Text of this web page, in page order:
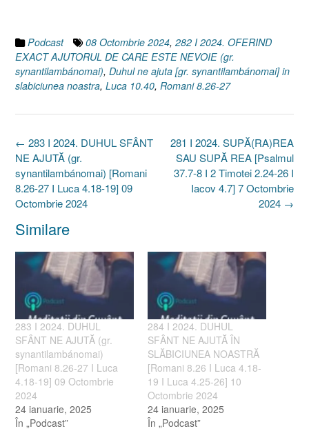
Podcast 08 Octombrie 2024, 282 I 2024. OFERIND
EXACT AJUTORUL DE CARE ESTE NEVOIE (gr.
synantilambánomai), Duhul ne ajuta [gr. synantilambánomai] in
slabiciunea noastra, Luca 10.40, Romani 8.26-27
Post
navigation
281 I 2024. SUPĂ(RA)REA
SAU SUPĂ REA [Psalmul
37.7-8 I 2 Timotei 2.24-26 I
Iacov 4.7] 7 Octombrie
2024 →
← 283 I 2024. DUHUL SFÂNT
NE AJUTĂ (gr.
synantilambánomai) [Romani
8.26-27 I Luca 4.18-19] 09
Octombrie 2024
Similare
283 I 2024. DUHUL
SFÂNT NE AJUTĂ (gr.
synantilambánomai)
[Romani 8.26-27 I Luca
4.18-19] 09 Octombrie
2024
24 ianuarie, 2025
În „Podcast”
284 I 2024. DUHUL
SFÂNT NE AJUTĂ ÎN
SLĂBICIUNEA NOASTRĂ
[Romani 8.26 I Luca 4.18-
19 I Luca 4.25-26] 10
Octombrie 2024
24 ianuarie, 2025
În „Podcast”